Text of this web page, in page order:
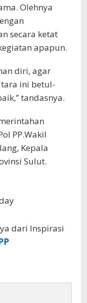
Olehnya
secara ketat
apapun.
diri, agar
ini betul-
tandasnya.
PP.Wakil
Kepala
Sulut.
dari Inspirasi